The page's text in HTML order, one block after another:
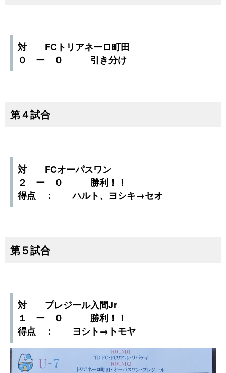
対 FCトリアネーロ町田
０ ー ０ 引き分け
第４試合
対 FCオーパスワン
２ ー ０ 勝利！！
得点 ： ハルト、ヨシキ→セオ
第５試合
対 プレジール入間Jr
１ ー ０ 勝利！！
得点 ： ヨシト→トモヤ